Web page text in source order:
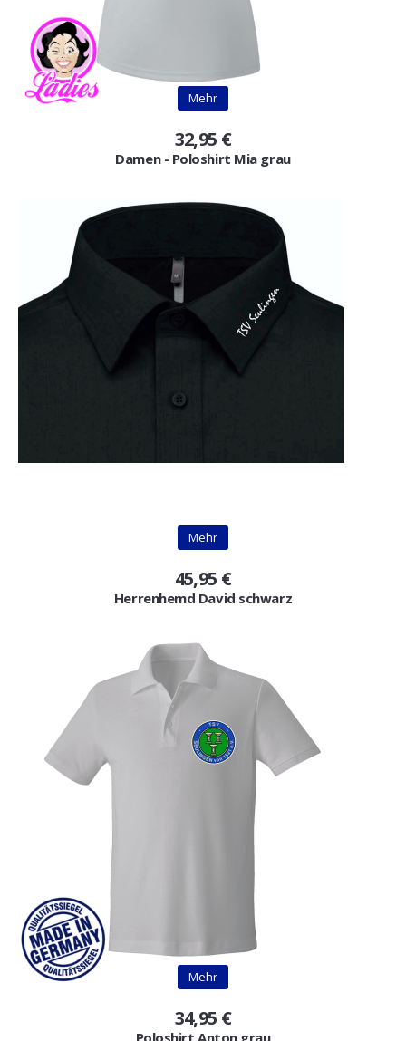
Mehr
32,95 €
Damen - Poloshirt Mia grau
Mehr
45,95 €
Herrenhemd David schwarz
Mehr
34,95 €
Poloshirt Anton grau